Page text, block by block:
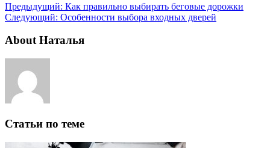
Предыдущий: Как правильно выбирать беговые дорожки
Следующий: Особенности выбора входных дверей
About Наталья
Статьи по теме